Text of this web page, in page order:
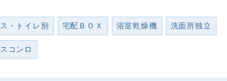
・トイレ別 宅配ＢＯＸ 浴室乾燥機 洗面所独立
コンロ